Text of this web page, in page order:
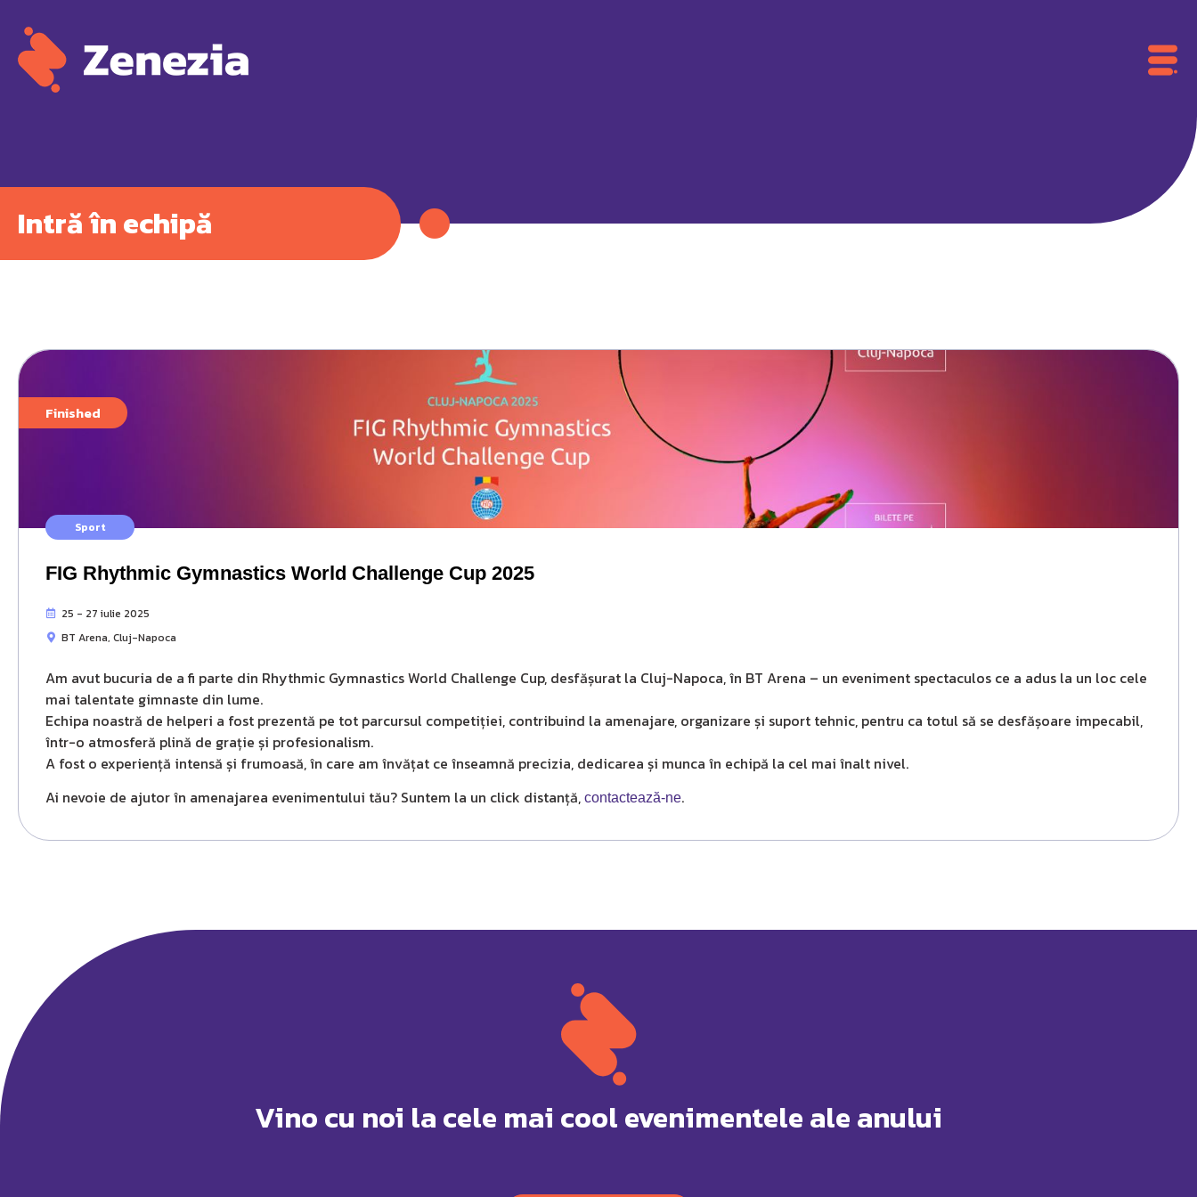
Intră în echipă
Sport
Finished
FIG Rhythmic Gymnastics World Challenge Cup 2025
25 - 27 iulie 2025
BT Arena, Cluj-Napoca
Am avut bucuria de a fi parte din Rhythmic Gymnastics World Challenge Cup, desfășurat la Cluj-Napoca, în BT Arena – un eveniment spectaculos ce a adus la un loc cele
mai talentate gimnaste din lume.
Echipa noastră de helperi a fost prezentă pe tot parcursul competiției, contribuind la amenajare, organizare și suport tehnic, pentru ca totul să se desfășoare impecabil,
într-o atmosferă plină de grație și profesionalism.
A fost o experiență intensă și frumoasă, în care am învățat ce înseamnă precizia, dedicarea și munca în echipă la cel mai înalt nivel.
Ai nevoie de ajutor în amenajarea evenimentului tău? Suntem la un click distanță, contactează-ne.
Vino cu noi la cele mai cool evenimentele ale anului